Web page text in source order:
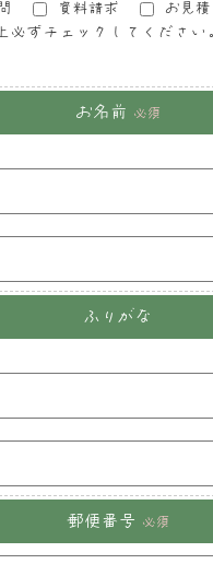
資料請求
お見積
必ずチェックしてください
お名前 必須
ふりがな
郵便番号 必須